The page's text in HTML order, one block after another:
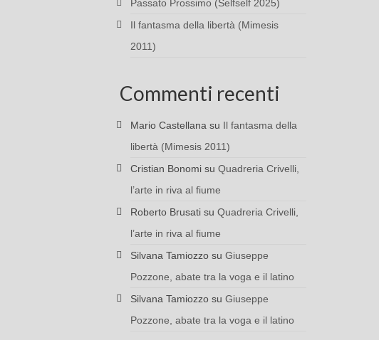
Passato Prossimo (Selfself 2025)
Il fantasma della libertà (Mimesis
2011)
Commenti recenti
Mario Castellana su Il fantasma della
libertà (Mimesis 2011)
Cristian Bonomisu Quadreria Crivelli,
l’arte in riva al fiume
Roberto Brusatisu Quadreria Crivelli,
l’arte in riva al fiume
Silvana Tamiozzosu Giuseppe
Pozzone, abate tra la voga e il latino
Silvana Tamiozzosu Giuseppe
Pozzone, abate tra la voga e il latino